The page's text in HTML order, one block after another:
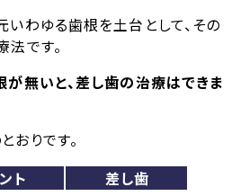
わゆる歯根を土台として、その
です。
無いと、差し歯の治療はできま
おりです。
ト
差し歯